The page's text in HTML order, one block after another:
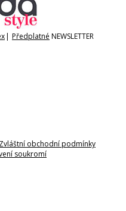
| Předplatné NEWSLETTER
Zvláštní obchodní podmínky
soukromí